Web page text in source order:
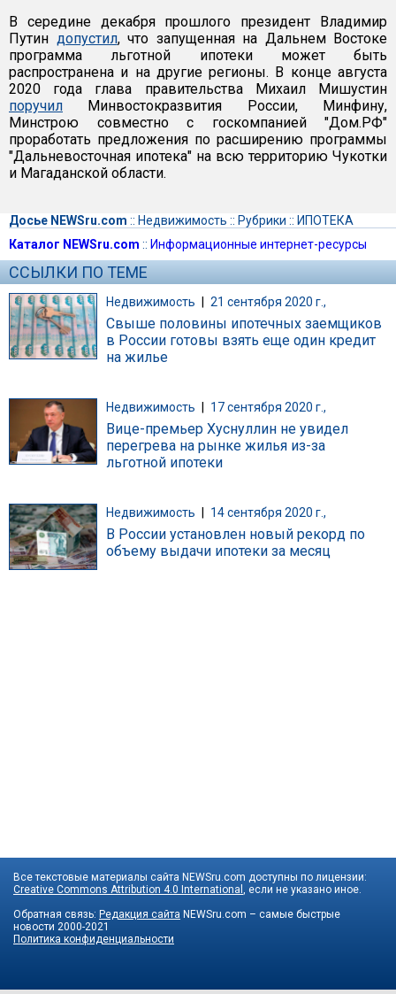
В середине декабря прошлого президент Владимир
Путин допустил, что запущенная на Дальнем Востоке
программа льготной ипотеки может быть
распространена и на другие регионы. В конце августа
2020 года глава правительства Михаил Мишустин
поручил Минвостокразвития России, Минфину,
Минстрою совместно с госкомпанией "Дом.РФ"
проработать предложения по расширению программы
"Дальневосточная ипотека" на всю территорию Чукотки
и Магаданской области.
Досье NEWSru.com :: Недвижимость :: Рубрики :: ИПОТЕКА
Каталог NEWSru.com :: Информационные интернет-ресурсы
ССЫЛКИ ПО ТЕМЕ
Недвижимость | 21 сентября 2020 г.,
Свыше половины ипотечных заемщиков
в России готовы взять еще один кредит
на жилье
Недвижимость 17 сентября 2020 г.,
Вице-премьер Хуснуллин не увидел
перегрева на рынке жилья из-за
льготной ипотеки
Недвижимость 14 сентября 2020 г.,
В России установлен новый рекорд по
объему выдачи ипотеки за месяц
Все текстовые материалы сайта NEWSru.com доступны по лицензии:
Creative Commons Attribution 4.0 International , если не указано иное.
Обратная связь: Редакция сайта NEWSru.com – самые быстрые
новости 2000-2021
Политика конфиденциальности